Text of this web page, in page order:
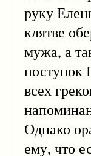
руку
клятве
мужа, а
поступок
всех
Однако
ему, что